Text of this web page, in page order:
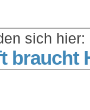
sich
braucht